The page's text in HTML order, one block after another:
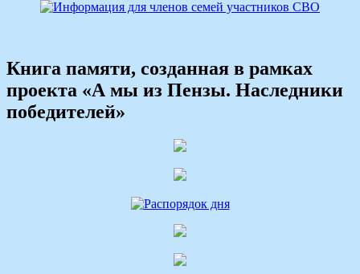
записям
Книга памяти, созданная в рамках
проекта «А мы из Пензы. Наследники
победителей»